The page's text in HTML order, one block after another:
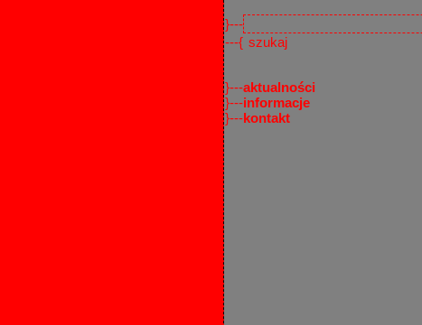
}---
---{
}---aktualności
}---informacje
}---kontakt